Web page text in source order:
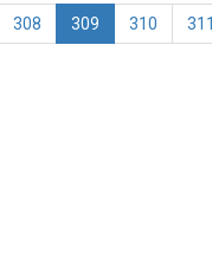
308 309 310 311